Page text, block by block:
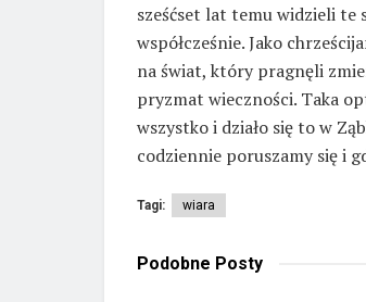
sześćset lat temu widzieli te
współcześnie. Jako
na świat, który pragnęli
pryzmat wieczności. Taka
wszystko i działo się to w
codziennie poruszamy się i
Tagi: wiara
Podobne Posty